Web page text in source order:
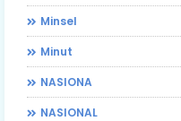
Minsel
Minut
NASIONA
NASIONAL